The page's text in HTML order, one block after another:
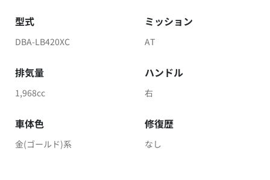
型式
DBA-LB420XC
ミッション
AT
排気量
1,968cc
ハンドル
右
車体色
金(ゴールド)系
修復歴
なし